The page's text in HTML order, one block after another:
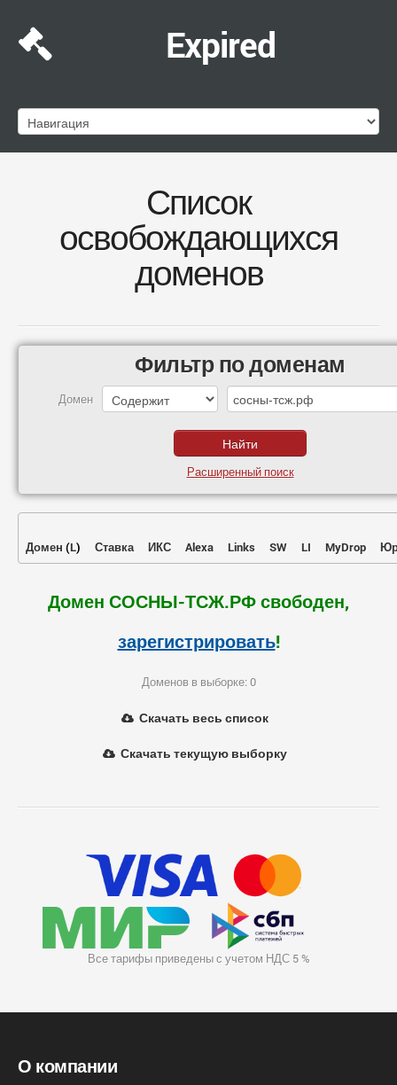
Expired
Список
освобождающихся
доменов
Фильтр по доменам
Домен
Расширенный поиск
Домен (L) Ставка ИКС Alexa Links SW LI MyDrop
Домен СОСНЫ-ТСЖ.РФ свободен,
зарегистрировать!
Доменов в выборке: 0
Скачать весь список
Скачать текущую выборку
Все тарифы приведены с учетом НДС 5 %
О компании